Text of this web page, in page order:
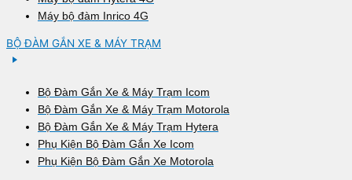
Máy bộ đàm Inrico 4G
BỘ ĐÀM GẮN XE & MÁY TRẠM
Bộ Đàm Gắn Xe & Máy Trạm Icom
Bộ Đàm Gắn Xe & Máy Trạm Motorola
Bộ Đàm Gắn Xe & Máy Trạm Hytera
Phụ Kiện Bộ Đàm Gắn Xe Icom
Phụ Kiện Bộ Đàm Gắn Xe Motorola